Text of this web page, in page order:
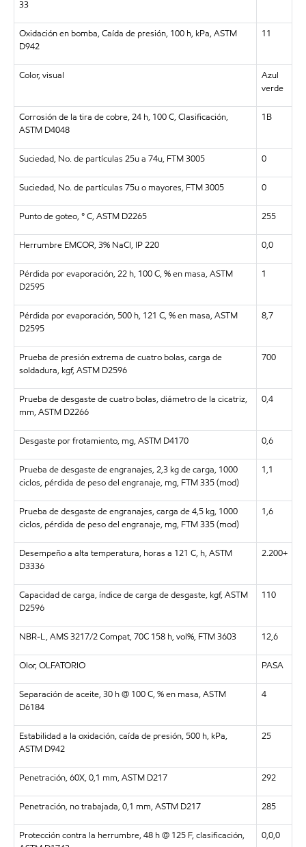
33
Oxidación en bomba, Caída de presión, 100 h, kPa, ASTM
D942
11
Color, visual
Azul
verde
Corrosión de la tira de cobre, 24 h, 100 C, Clasificación,
ASTM D4048
1B
Suciedad, No. de partículas 25u a 74u, FTM 3005 0
Suciedad, No. de partículas 75u o mayores, FTM 3005 0
Punto de goteo, ° C, ASTM D2265 255
Herrumbre EMCOR, 3% NaCl, IP 220 0,0
Pérdida por evaporación, 22 h, 100 C, % en masa, ASTM
D2595
1
Pérdida por evaporación, 500 h, 121 C, % en masa, ASTM
D2595
8,7
Prueba de presión extrema de cuatro bolas, carga de
soldadura, kgf, ASTM D2596
700
Prueba de desgaste de cuatro bolas, diámetro de la cicatriz,
mm, ASTM D2266
0,4
Desgaste por frotamiento, mg, ASTM D4170 0,6
Prueba de desgaste de engranajes, 2,3 kg de carga, 1000
ciclos, pérdida de peso del engranaje, mg, FTM 335 (mod)
1,1
Prueba de desgaste de engranajes, carga de 4,5 kg, 1000
ciclos, pérdida de peso del engranaje, mg, FTM 335 (mod)
1,6
Desempeño a alta temperatura, horas a 121 C, h, ASTM
D3336
2.200+
Capacidad de carga, índice de carga de desgaste, kgf, ASTM
D2596
110
NBR-L, AMS 3217/2 Compat, 70C 158 h, vol%, FTM 3603 12,6
Olor, OLFATORIO PASA
Separación de aceite, 30 h @ 100 C, % en masa, ASTM
D6184
4
Estabilidad a la oxidación, caída de presión, 500 h, kPa,
ASTM D942
25
Penetración, 60X, 0,1 mm, ASTM D217 292
Penetración, no trabajada, 0,1 mm, ASTM D217 285
Protección contra la herrumbre, 48 h @ 125 F, clasificación,
0,0,0